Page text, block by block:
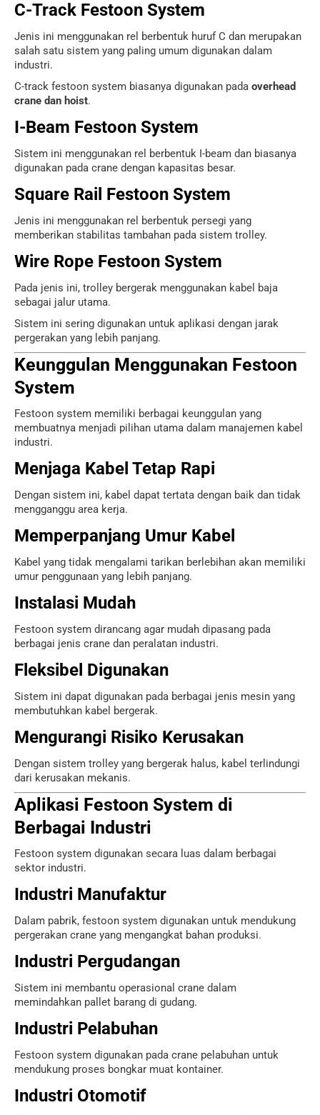
C-Track Festoon System
Jenis ini menggunakan rel berbentuk huruf C dan merupakan
salah satu sistem yang paling umum digunakan dalam
industri.
C-track festoon system biasanya digunakan pada overhead
crane dan hoist.
I-Beam Festoon System
Sistem ini menggunakan rel berbentuk I-beam dan biasanya
digunakan pada crane dengan kapasitas besar.
Square Rail Festoon System
Jenis ini menggunakan rel berbentuk persegi yang
memberikan stabilitas tambahan pada sistem trolley.
Wire Rope Festoon System
Pada jenis ini, trolley bergerak menggunakan kabel baja
sebagai jalur utama.
Sistem ini sering digunakan untuk aplikasi dengan jarak
pergerakan yang lebih panjang.
Keunggulan Menggunakan Festoon
System
Festoon system memiliki berbagai keunggulan yang
membuatnya menjadi pilihan utama dalam manajemen kabel
industri.
Menjaga Kabel Tetap Rapi
Dengan sistem ini, kabel dapat tertata dengan baik dan tidak
mengganggu area kerja.
Memperpanjang Umur Kabel
Kabel yang tidak mengalami tarikan berlebihan akan memiliki
umur penggunaan yang lebih panjang.
Instalasi Mudah
Festoon system dirancang agar mudah dipasang pada
berbagai jenis crane dan peralatan industri.
Fleksibel Digunakan
Sistem ini dapat digunakan pada berbagai jenis mesin yang
membutuhkan kabel bergerak.
Mengurangi Risiko Kerusakan
Dengan sistem trolley yang bergerak halus, kabel terlindungi
dari kerusakan mekanis.
Aplikasi Festoon System di
Berbagai Industri
Festoon system digunakan secara luas dalam berbagai
sektor industri.
Industri Manufaktur
Dalam pabrik, festoon system digunakan untuk mendukung
pergerakan crane yang mengangkat bahan produksi.
Industri Pergudangan
Sistem ini membantu operasional crane dalam
memindahkan pallet barang di gudang.
Industri Pelabuhan
Festoon system digunakan pada crane pelabuhan untuk
mendukung proses bongkar muat kontainer.
Industri Otomotif